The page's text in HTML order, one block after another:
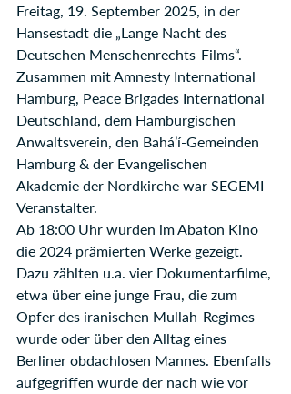
Freitag, 19. September 2025, in der
Hansestadt die „Lange Nacht des
Deutschen Menschenrechts-Films“.
Zusammen mit Amnesty International
Hamburg, Peace Brigades International
Deutschland, dem Hamburgischen
Anwaltsverein, den Bahá’í-Gemeinden
Hamburg & der Evangelischen
Akademie der Nordkirche war SEGEMI
Veranstalter.
Ab 18:00 Uhr wurden im Abaton Kino
die 2024 prämierten Werke gezeigt.
Dazu zählten u.a. vier Dokumentarfilme,
etwa über eine junge Frau, die zum
Opfer des iranischen Mullah-Regimes
wurde oder über den Alltag eines
Berliner obdachlosen Mannes. Ebenfalls
aufgegriffen wurde der nach wie vor